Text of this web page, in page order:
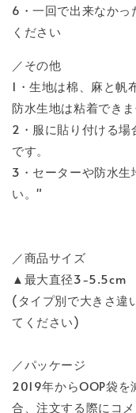
6・一回で出来なか
ください
／その他
1・生地は棉、麻と帆
防水生地は粘着できま
2・服に貼り付ける場
です。
3・セーターや防水生
い。"
／商品サイズ
▲最大直径3-5.5cm
(タイプ別で大きさ違
てください)
／パッケージ
2019年からOOP袋を
合、注文する際にコ